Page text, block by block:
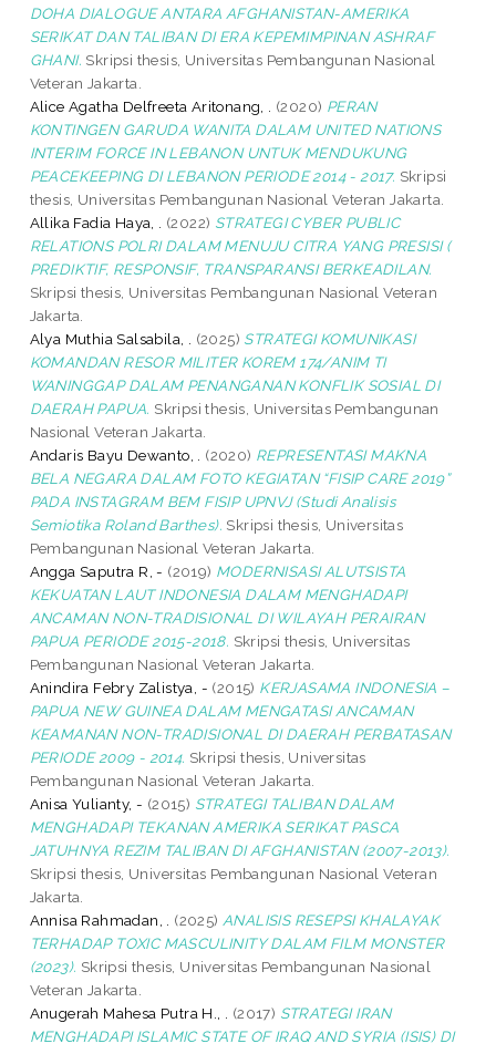
DOHA DIALOGUE ANTARA AFGHANISTAN-AMERIKA
SERIKAT DAN TALIBAN DI ERA KEPEMIMPINAN ASHRAF
GHANI. Skripsi thesis, Universitas Pembangunan Nasional
Veteran Jakarta.
Alice Agatha Delfreeta Aritonang, .
(2020) PERAN
KONTINGEN GARUDA WANITA DALAM UNITED NATIONS
INTERIM FORCE IN LEBANON UNTUK MENDUKUNG
PEACEKEEPING DI LEBANON PERIODE 2014 - 2017. Skripsi
thesis, Universitas Pembangunan Nasional Veteran Jakarta.
Allika Fadia Haya, .
(2022) STRATEGI CYBER PUBLIC
RELATIONS POLRI DALAM MENUJU CITRA YANG PRESISI (
PREDIKTIF, RESPONSIF, TRANSPARANSI BERKEADILAN.
Skripsi thesis, Universitas Pembangunan Nasional Veteran
Jakarta.
Alya Muthia Salsabila, .
(2025) STRATEGI KOMUNIKASI
KOMANDAN RESOR MILITER KOREM 174/ANIM TI
WANINGGAP DALAM PENANGANAN KONFLIK SOSIAL DI
DAERAH PAPUA. Skripsi thesis, Universitas Pembangunan
Nasional Veteran Jakarta.
Andaris Bayu Dewanto, .
(2020) REPRESENTASI MAKNA
BELA NEGARA DALAM FOTO KEGIATAN “FISIP CARE 2019”
PADA INSTAGRAM BEM FISIP UPNVJ (Studi Analisis
Semiotika Roland Barthes). Skripsi thesis, Universitas
Pembangunan Nasional Veteran Jakarta.
Angga Saputra R, - (2019) MODERNISASI ALUTSISTA
KEKUATAN LAUT INDONESIA DALAM MENGHADAPI
ANCAMAN NON-TRADISIONAL DI WILAYAH PERAIRAN
PAPUA PERIODE 2015-2018. Skripsi thesis, Universitas
Pembangunan Nasional Veteran Jakarta.
Anindira Febry Zalistya, - (2015) KERJASAMA INDONESIA –
PAPUA NEW GUINEA DALAM MENGATASI ANCAMAN
KEAMANAN NON-TRADISIONAL DI DAERAH PERBATASAN
PERIODE 2009 - 2014. Skripsi thesis, Universitas
Pembangunan Nasional Veteran Jakarta.
Anisa Yulianty, - (2015) STRATEGI TALIBAN DALAM
MENGHADAPI TEKANAN AMERIKA SERIKAT PASCA
JATUHNYA REZIM TALIBAN DI AFGHANISTAN (2007-2013).
Skripsi thesis, Universitas Pembangunan Nasional Veteran
Jakarta.
Annisa Rahmadan, .
(2025) ANALISIS RESEPSI KHALAYAK
TERHADAP TOXIC MASCULINITY DALAM FILM MONSTER
(2023). Skripsi thesis, Universitas Pembangunan Nasional
Veteran Jakarta.
Anugerah Mahesa Putra H., .
(2017) STRATEGI IRAN
MENGHADAPI ISLAMIC STATE OF IRAQ AND SYRIA (ISIS) DI